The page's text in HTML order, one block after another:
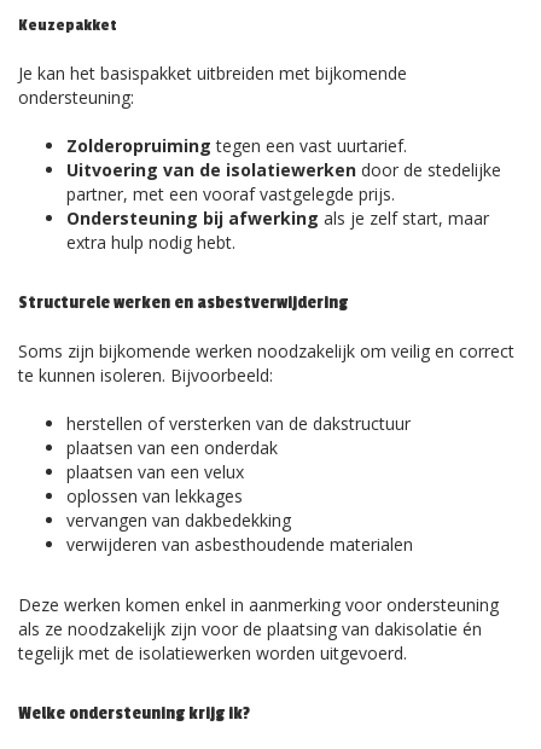
Keuzepakket
Je kan het basispakket uitbreiden met bijkomende
ondersteuning:
Zolderopruiming tegen een vast uurtarief.
Uitvoering van de isolatiewerken door de stedelijke
partner, met een vooraf vastgelegde prijs.
Ondersteuning bij afwerking als je zelf start, maar
extra hulp nodig hebt.
Structurele werken en asbestverwijdering
Soms zijn bijkomende werken noodzakelijk om veilig en correct
te kunnen isoleren. Bijvoorbeeld:
herstellen of versterken van de dakstructuur
plaatsen van een onderdak
plaatsen van een velux
oplossen van lekkages
vervangen van dakbedekking
verwijderen van asbesthoudende materialen
Deze werken komen enkel in aanmerking voor ondersteuning
als ze noodzakelijk zijn voor de plaatsing van dakisolatie én
tegelijk met de isolatiewerken worden uitgevoerd.
Welke ondersteuning krijg ik?